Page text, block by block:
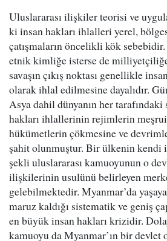
Uluslararası ilişkiler teorisi ve
ki insan hakları ihlalleri yerel,
çatışmaların öncelikli kök
etnik kimliğe isterse de
savaşın çıkış noktası genellikle
olarak ihlal edilmesine dayalıdır.
Asya dahil dünyanın her tarafındaki
hakları ihlallerinin rejimlerin
hükümetlerin çökmesine ve
şahit olunmuştur. Bir ülkenin kendi
şekli uluslararası kamuoyunun o
ilişkilerinin usulünü belirleyen
gelebilmektedir. Myanmar’da
maruz kaldığı sistematik ve geniş
en büyük insan hakları krizidir.
kamuoyu da Myanmar’ın bir devlet